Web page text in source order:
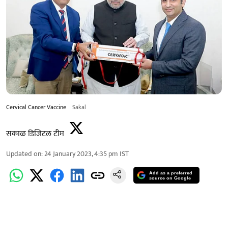
Cervical Cancer Vaccine Sakal
सकाळ डिजिटल टीम
Updated on:24 January 2023, 4:35 pm IST
Add as a preferred
source on Google